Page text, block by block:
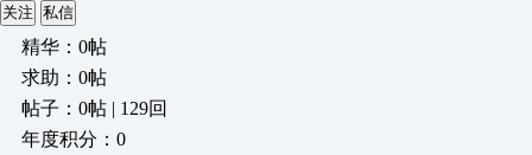
关注 私信
精华：0帖
求助：0帖
帖子：0帖 | 129回
年度积分：0